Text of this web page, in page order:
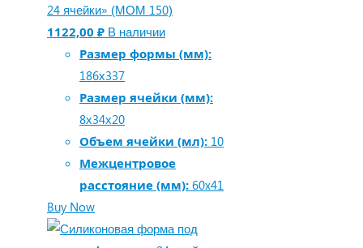
24 ячейки» (МОМ 150)
1122,00 ₽ В наличии
Размер формы (мм):
186х337
Размер ячейки (мм):
8х34х20
Объем ячейки (мл): 10
Межцентровое
расстояние (мм): 60x41
Buy Now